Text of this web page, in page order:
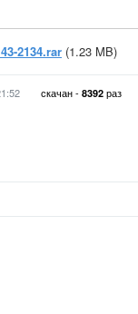
2134.rar (1.23 MB)
скачан - 8392 раз